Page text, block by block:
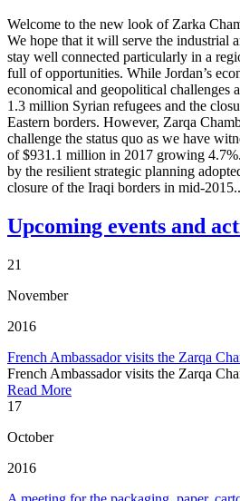
Welcome to the new look of Zarka
We hope that it will serve the industrial
stay well connected particularly in a
full of opportunities. While Jordan’s
economical and geopolitical challenges
1.3 million Syrian refugees and the
Eastern borders. However, Zarqa
challenge the status quo as we have
of $931.1 million in 2017 growing
by the resilient strategic planning
closure of the Iraqi borders in mid-
Upcoming events and
21
November
2016
French Ambassador visits the Zarqa
French Ambassador visits the Zarqa
Read More
17
October
2016